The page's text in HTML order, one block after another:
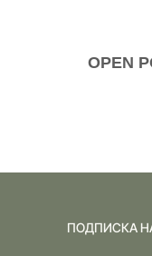
OPEN
ПОДПИСКА